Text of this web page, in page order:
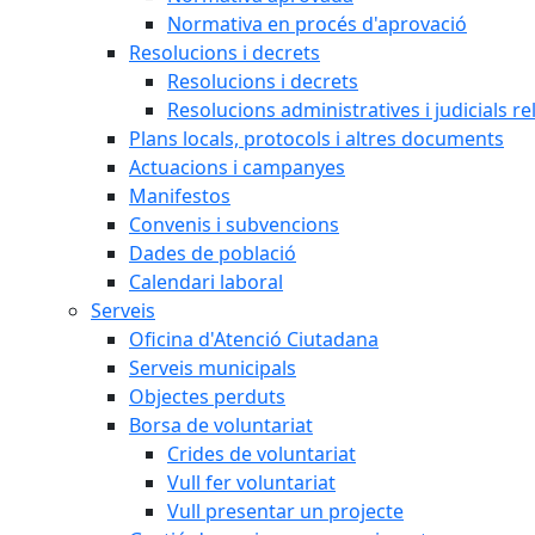
Normativa en procés d'aprovació
Resolucions i decrets
Resolucions i decrets
Resolucions administratives i judicials
Plans locals, protocols i altres documents
Actuacions i campanyes
Manifestos
Convenis i subvencions
Dades de població
Calendari laboral
Serveis
Oficina d'Atenció Ciutadana
Serveis municipals
Objectes perduts
Borsa de voluntariat
Crides de voluntariat
Vull fer voluntariat
Vull presentar un projecte